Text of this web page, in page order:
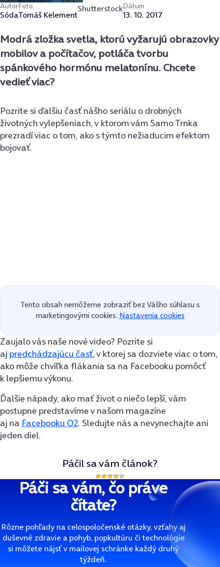
Autor
Sóda
Foto
Tomáš Kelement
ShutterstockDátum
13. 10. 2017
Modrá zložka svetla, ktorú vyžarujú obrazovky
mobilov a počítačov, potláča tvorbu
spánkového hormónu melatonínu. Chcete
vedieť viac?
Pozrite si ďalšiu časť nášho seriálu o drobných
životných vylepšeniach, v ktorom vám Samo Trnka
prezradí viac o tom, ako s týmto nežiaducim efektom
bojovať.
Tento obsah nemôžeme zobraziť bez Vášho súhlasu s
marketingovými cookies. Nastavenia cookies
Zaujalo vás naše nové video? Pozrite si
aj predchádzajúcu časť, v ktorej sa dozviete viac o tom,
ako môže chvíľka flákania sa na Facebooku pomôcť
k lepšiemu výkonu.
Ďalšie nápady, ako mať život o niečo lepší, vám
postupne predstavíme v našom magazíne
aj na Facebooku O2. Sledujte nás a nevynechajte ani
jeden diel.
Páčil sa vám článok?
Páči sa vám, čo práve
čítate?
Rôzne pohľady na celospoločenské otázky, vzťahy aj
duševné zdravie a pohyb, popkultúru či technológie
si môžete nájsť v mailovej schránke každý druhý
týždeň.